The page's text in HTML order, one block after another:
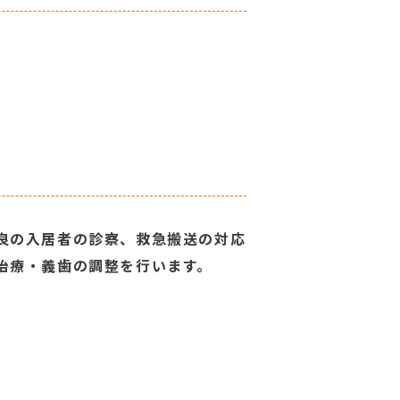
の入居者の診察、救急搬送の対応
・義歯の調整を行います。